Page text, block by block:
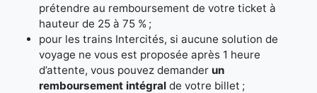
prétendre au remboursement de votre ticket à
hauteur de 25 à 75 % ;
pour les trains Intercités, si aucune solution de
voyage ne vous est proposée après 1 heure
d’attente, vous pouvez demander un
remboursement intégral de votre billet ;